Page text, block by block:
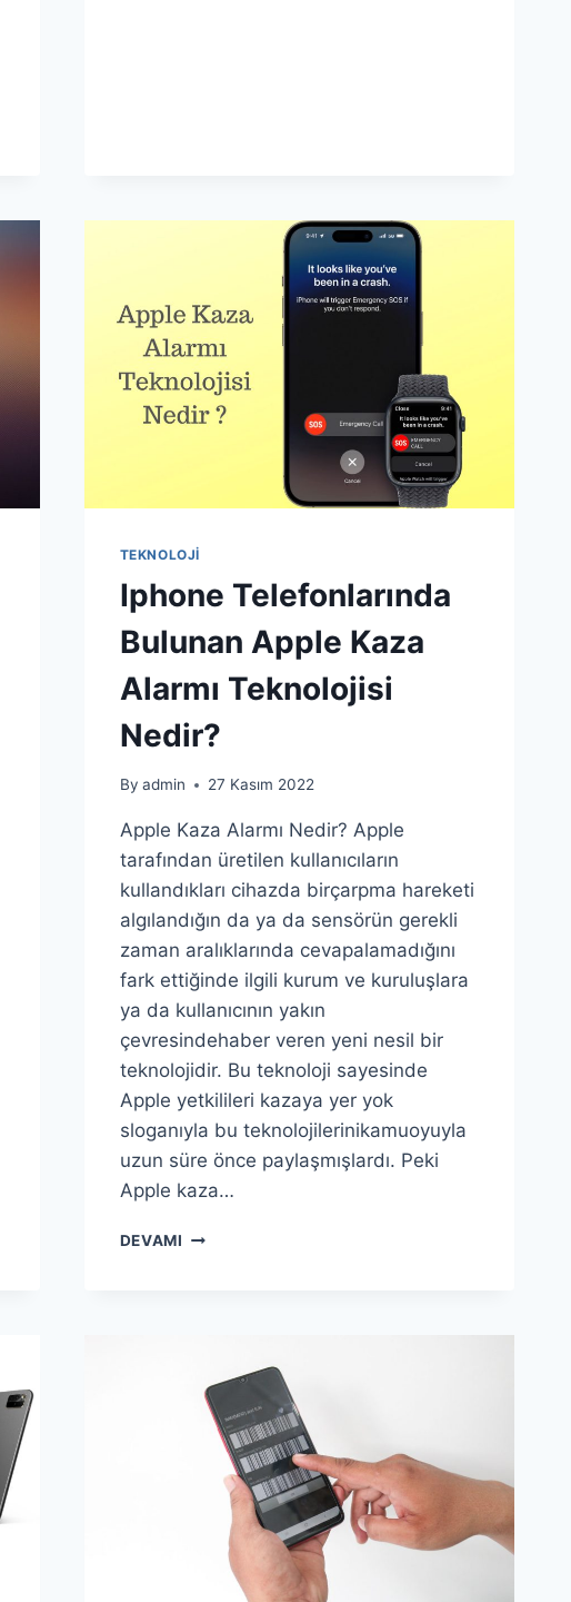
TEKNOLOJI
Iphone Telefonlarında
Bulunan Apple Kaza
Alarmı Teknolojisi
Nedir?
By admin 27 Kasım 2022
Apple Kaza Alarmı Nedir? Apple
tarafından üretilen kullanıcıların
kullandıkları cihazda birçarpma hareketi
algılandığın da ya da sensörün gerekli
zaman aralıklarında cevapalamadığını
fark ettiğinde ilgili kurum ve kuruluşlara
ya da kullanıcının yakın
çevresindehaber veren yeni nesil bir
teknolojidir. Bu teknoloji sayesinde
Apple yetkilileri kazaya yer yok
sloganıyla bu teknolojilerinikamuoyuyla
uzun süre önce paylaşmışlardı. Peki
Apple kaza…
DEVAMI IPHONE
TEKNOLOJISI
NEDIR?